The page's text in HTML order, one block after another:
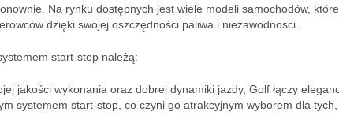
Na rynku dostępnych jest wiele modeli samochodów,
dzięki swojej oszczędności paliwa i niezawodności.
start-stop należą:
jakości wykonania oraz dobrej dynamiki jazdy, Golf łączy
systemem start-stop, co czyni go atrakcyjnym wyborem dla